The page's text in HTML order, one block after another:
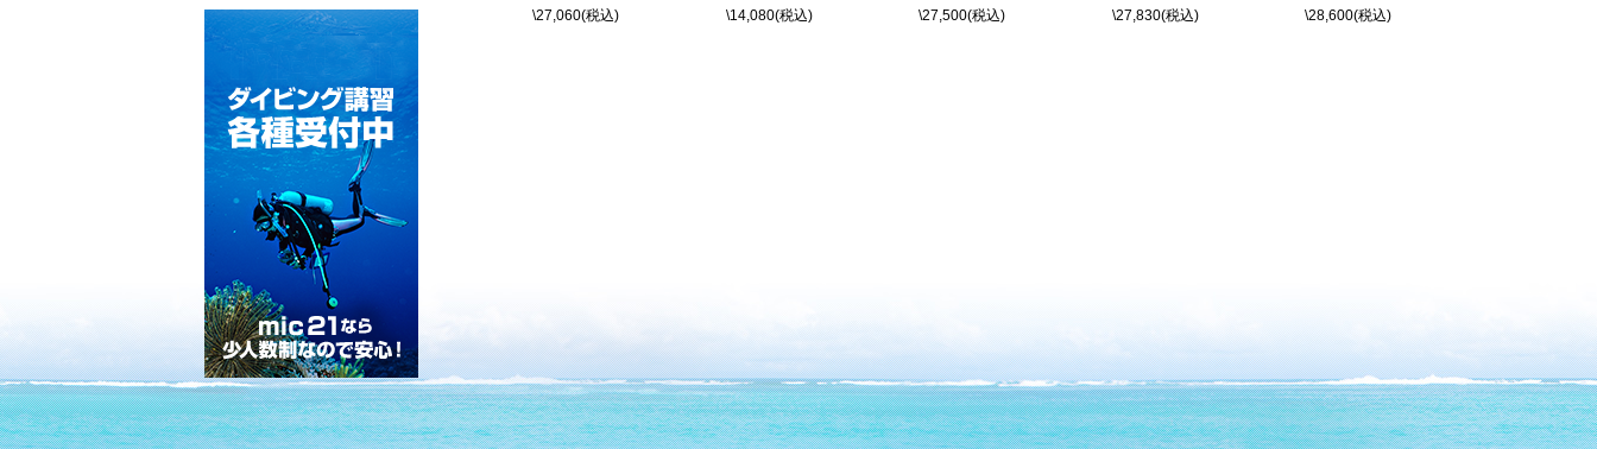
\27,060(税込)
\14,080(税込) \27,500(税込) \27,830(税込) \28,600(税込)